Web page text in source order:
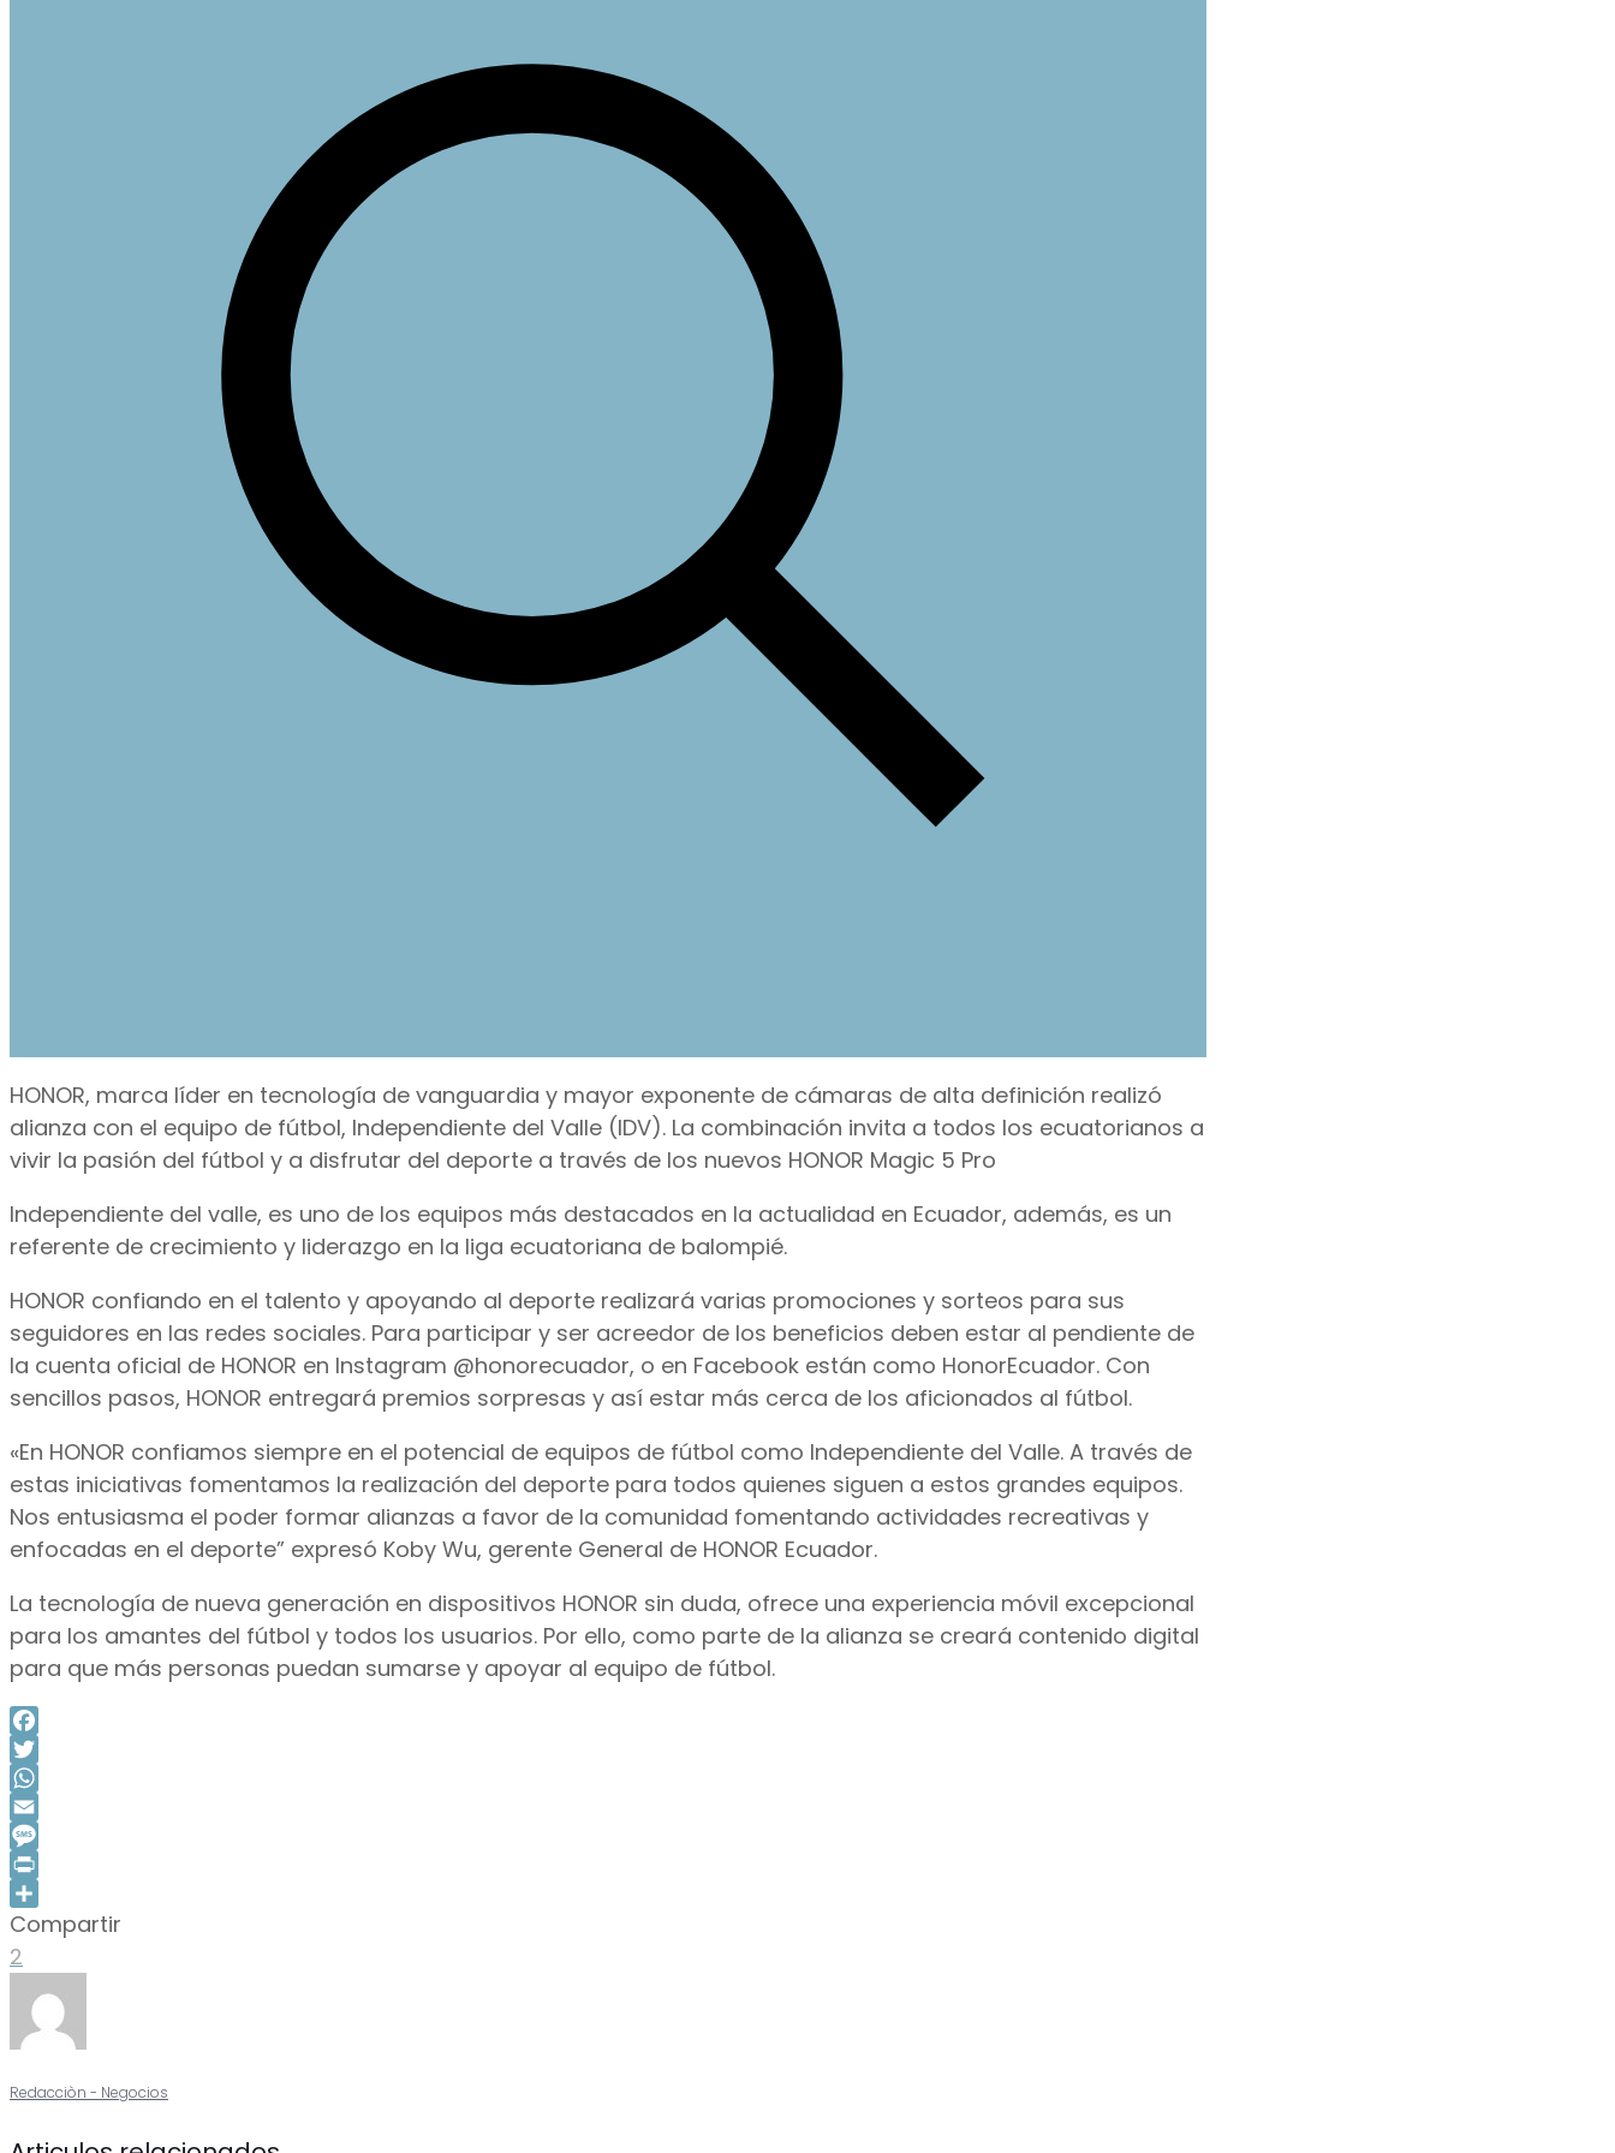
HONOR, marca líder en tecnología de vanguardia y mayor exponente de cámaras de alta definición realizó
alianza con el equipo de fútbol, Independiente del Valle (IDV). La combinación invita a todos los ecuatorianos a
vivir la pasión del fútbol y a disfrutar del deporte a través de los nuevos HONOR Magic 5 Pro
Independiente del valle, es uno de los equipos más destacados en la actualidad en Ecuador, además, es un
referente de crecimiento y liderazgo en la liga ecuatoriana de balompié.
HONOR confiando en el talento y apoyando al deporte realizará varias promociones y sorteos para sus
seguidores en las redes sociales. Para participar y ser acreedor de los beneficios deben estar al pendiente de
la cuenta oficial de HONOR en Instagram @honorecuador, o en Facebook están como HonorEcuador. Con
sencillos pasos, HONOR entregará premios sorpresas y así estar más cerca de los aficionados al fútbol.
«En HONOR confiamos siempre en el potencial de equipos de fútbol como Independiente del Valle. A través de
estas iniciativas fomentamos la realización del deporte para todos quienes siguen a estos grandes equipos.
Nos entusiasma el poder formar alianzas a favor de la comunidad fomentando actividades recreativas y
enfocadas en el deporte” expresó Koby Wu, gerente General de HONOR Ecuador.
La tecnología de nueva generación en dispositivos HONOR sin duda, ofrece una experiencia móvil excepcional
para los amantes del fútbol y todos los usuarios. Por ello, como parte de la alianza se creará contenido digital
para que más personas puedan sumarse y apoyar al equipo de fútbol.
Facebook
Twitter
WhatsApp
Email
Message
Print
Compartir
Compartir
2
Redacciòn - Negocios